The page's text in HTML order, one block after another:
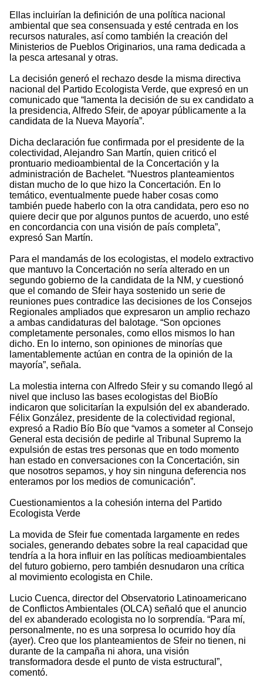
Ellas incluirían la definición de una política nacional
ambiental que sea consensuada y esté centrada en los
recursos naturales, así como también la creación del
Ministerios de Pueblos Originarios, una rama dedicada a
la pesca artesanal y otras.
La decisión generó el rechazo desde la misma directiva
nacional del Partido Ecologista Verde, que expresó en un
comunicado que “lamenta la decisión de su ex candidato a
la presidencia, Alfredo Sfeir, de apoyar públicamente a la
candidata de la Nueva Mayoría”.
Dicha declaración fue confirmada por el presidente de la
colectividad, Alejandro San Martín, quien criticó el
prontuario medioambiental de la Concertación y la
administración de Bachelet. “Nuestros planteamientos
distan mucho de lo que hizo la Concertación. En lo
temático, eventualmente puede haber cosas como
también puede haberlo con la otra candidata, pero eso no
quiere decir que por algunos puntos de acuerdo, uno esté
en concordancia con una visión de país completa”,
expresó San Martín.
Para el mandamás de los ecologistas, el modelo extractivo
que mantuvo la Concertación no sería alterado en un
segundo gobierno de la candidata de la NM, y cuestionó
que el comando de Sfeir haya sostenido un serie de
reuniones pues contradice las decisiones de los Consejos
Regionales ampliados que expresaron un amplio rechazo
a ambas candidaturas del balotage. “Son opciones
completamente personales, como ellos mismos lo han
dicho. En lo interno, son opiniones de minorías que
lamentablemente actúan en contra de la opinión de la
mayoría”, señala.
La molestia interna con Alfredo Sfeir y su comando llegó al
nivel que incluso las bases ecologistas del BioBío
indicaron que solicitarían la expulsión del ex abanderado.
Félix González, presidente de la colectividad regional,
expresó a Radio Bío Bío que “vamos a someter al Consejo
General esta decisión de pedirle al Tribunal Supremo la
expulsión de estas tres personas que en todo momento
han estado en conversaciones con la Concertación, sin
que nosotros sepamos, y hoy sin ninguna deferencia nos
enteramos por los medios de comunicación”.
Cuestionamientos a la cohesión interna del Partido
Ecologista Verde
La movida de Sfeir fue comentada largamente en redes
sociales, generando debates sobre la real capacidad que
tendría a la hora influir en las políticas medioambientales
del futuro gobierno, pero también desnudaron una crítica
al movimiento ecologista en Chile.
Lucio Cuenca, director del Observatorio Latinoamericano
de Conflictos Ambientales (OLCA) señaló que el anuncio
del ex abanderado ecologista no lo sorprendía. “Para mí,
personalmente, no es una sorpresa lo ocurrido hoy día
(ayer). Creo que los planteamientos de Sfeir no tienen, ni
durante de la campaña ni ahora, una visión
transformadora desde el punto de vista estructural”,
comentó.